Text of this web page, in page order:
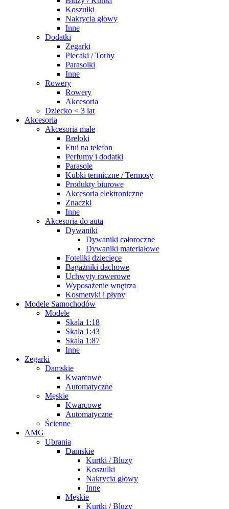
Koszulki
Nakrycia głowy
Inne
Dodatki
Zegarki
Plecaki / Torby
Parasolki
Inne
Rowery
Rowery
Akcesoria
Dziecko < 3 lat
Akcesoria
Akcesoria małe
Breloki
Etui na telefon
Perfumy i dodatki
Parasole
Kubki termiczne / Termosy
Produkty biurowe
Akcesoria elektroniczne
Znaczki
Inne
Akcesoria do auta
Dywaniki
Dywaniki całoroczne
Dywaniki materiałowe
Foteliki dziecięce
Bagażniki dachowe
Uchwyty rowerowe
Wyposażenie wnętrza
Kosmetyki i płyny
Modele Samochodów
Modele
Skala 1:18
Skala 1:43
Skala 1:87
Inne
Zegarki
Damskie
Kwarcowe
Automatyczne
Męskie
Kwarcowe
Automatyczne
Ścienne
AMG
Ubrania
Damskie
Kurtki / Bluzy
Koszulki
Nakrycia głowy
Inne
Męskie
Kurtki / Bluzy